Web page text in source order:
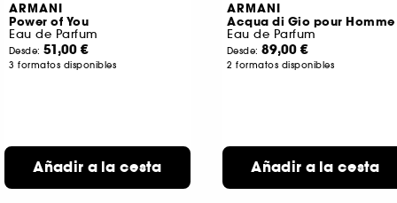
ARMANI
Power of You
Eau de Parfum
Desde: 51,00 €
3 formatos disponibles
Añadir a la cesta
ARMANI
Acqua di Gio pour Homme
Eau de Parfum
Desde: 89,00 €
2 formatos disponibles
Añadir a la cesta